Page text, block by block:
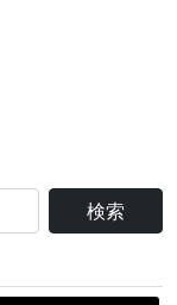
検索